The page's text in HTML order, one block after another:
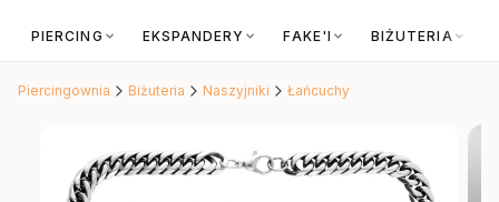
PIERCING EKSPANDERY FAKE'I BIŻUTERIA
Piercingownia Biżuteria Naszyjniki Łańcuchy